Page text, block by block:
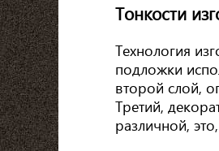
Тонкости
Технология
подложки
второй слой,
Третий,
различной,